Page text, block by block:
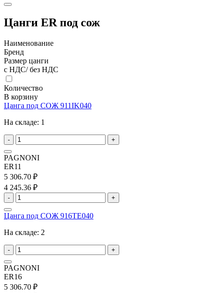
Цанги ER под сож
Наименование
Бренд
Размер цанги
с НДС/ без НДС
Количество
В корзину
Цанга под СОЖ 911IK040
На складе: 1
- +
PAGNONI
ER11
5 306.70 ₽
4 245.36 ₽
- +
Цанга под СОЖ 916TE040
На складе: 2
- +
PAGNONI
ER16
5 306.70 ₽